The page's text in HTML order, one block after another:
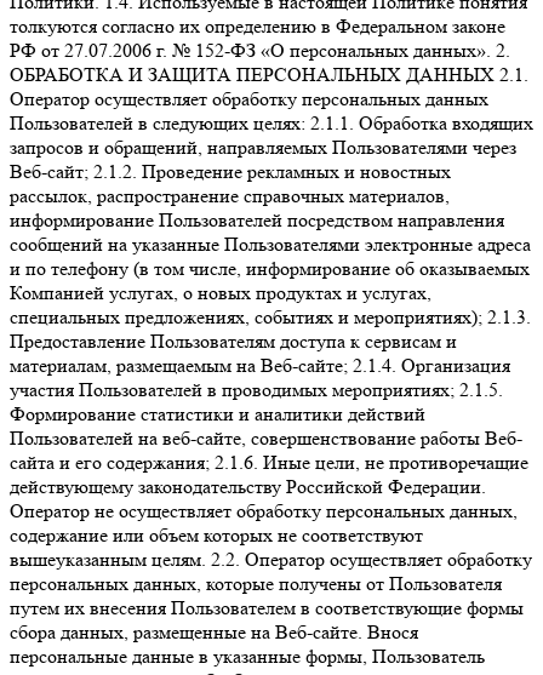
толкуются согласно их определению в Федеральном законе
РФ от 27.07.2006 г. № 152-ФЗ «О персональных данных». 2.
ОБРАБОТКА И ЗАЩИТА ПЕРСОНАЛЬНЫХ ДАННЫХ 2.1.
Оператор осуществляет обработку персональных данных
Пользователей в следующих целях: 2.1.1. Обработка входящих
запросов и обращений, направляемых Пользователями через
Веб-сайт; 2.1.2. Проведение рекламных и новостных
рассылок, распространение справочных материалов,
информирование Пользователей посредством направления
сообщений на указанные Пользователями электронные адреса
и по телефону (в том числе, информирование об оказываемых
Компанией услугах, о новых продуктах и услугах,
специальных предложениях, событиях и мероприятиях); 2.1.3.
Предоставление Пользователям доступа к сервисам и
материалам, размещаемым на Веб-сайте; 2.1.4. Организация
участия Пользователей в проводимых мероприятиях; 2.1.5.
Формирование статистики и аналитики действий
Пользователей на веб-сайте, совершенствование работы Веб-
сайта и его содержания; 2.1.6. Иные цели, не противоречащие
действующему законодательству Российской Федерации.
Оператор не осуществляет обработку персональных данных,
содержание или объем которых не соответствуют
вышеуказанным целям. 2.2. Оператор осуществляет обработку
персональных данных, которые получены от Пользователя
путем их внесения Пользователем в соответствующие формы
сбора данных, размещенные на Веб-сайте. Внося
персональные данные в указанные формы, Пользователь